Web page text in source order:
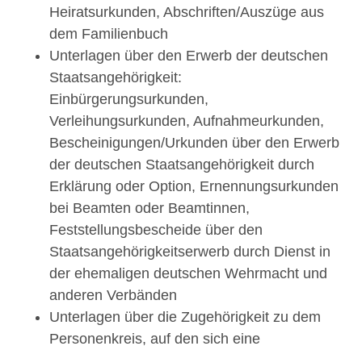
Heiratsurkunden, Abschriften/Auszüge aus
dem Familienbuch
Unterlagen über den Erwerb der deutschen
Staatsangehörigkeit:
Einbürgerungsurkunden,
Verleihungsurkunden, Aufnahmeurkunden,
Bescheinigungen/Urkunden über den Erwerb
der deutschen Staatsangehörigkeit durch
Erklärung oder Option, Ernennungsurkunden
bei Beamten oder Beamtinnen,
Feststellungsbescheide über den
Staatsangehörigkeitserwerb durch Dienst in
der ehemaligen deutschen Wehrmacht und
anderen Verbänden
Unterlagen über die Zugehörigkeit zu dem
Personenkreis, auf den sich eine